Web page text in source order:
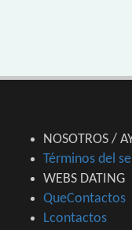
NOSOTROS /
Términos del
WEBS DATING
QueContactos
Lcontactos